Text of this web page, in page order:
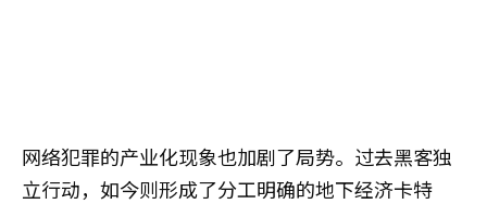
网络犯罪的产业化现象也加剧了局势。过去黑客独
立行动，如今则形成了分工明确的地下经济卡特